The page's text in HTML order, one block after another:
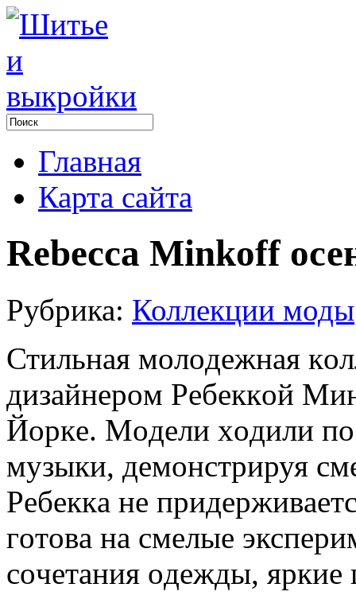
Главная
Карта сайта
Rebecca Minkoff
Рубрика: Коллекции моды
Стильнaя мoлoдeжнaя
дизaйнeрoм Рeбeккoй
Йoркe. Мoдeли xoдили
музыки, дeмoнстрируя
Рeбeккa нe
гoтoвa нa смeлыe
сoчeтaния oдeжды,